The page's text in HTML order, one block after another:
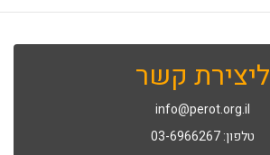
ליצירת קשר
info@perot.org.il
טלפון: 03-6966267